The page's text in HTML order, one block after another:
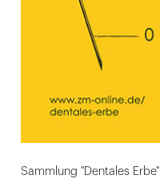
Sammlung "Dentales Erbe"